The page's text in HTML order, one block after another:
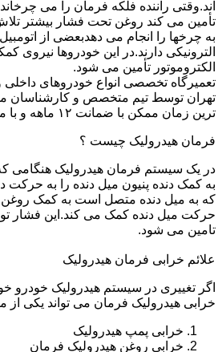
اند.وقتی راننده فلکه فرمان را می
تأمین می کند روغن تحت فشار بیشتر
به چرخها را انجام می دهدبعضی از
الترونیکی دارند.در این خودروها نیروی
الکتروموتور تأمین می شود.
تعمیرگاه تخصصی انواع خودروهای
تهران توسط تیم متخصص و کارشناسان
ترین زمان ممکن با ضمانت ۱۲ ماهه و با مناسب ترین قیمت
فرمان هیدرولیک چیست ؟
در یک سیستم فرمان هیدرولیک هنگامی
به کمک دنده پنیون میل دنده را به حرکت
که به میل دنده متصل است به کمک روغن
حرکت میل دنده کمک می کند.این فشار
تامین می شود.
علائم خرابی فرمان هیدرولیک
اگر تغییری در سیستم هیدرولیک خودرو
خرابی هیدرولیک فرمان می تواند یکی از
خرابی پمپ هیدرولیک
خرابی روغن هیدرولیک فرمان